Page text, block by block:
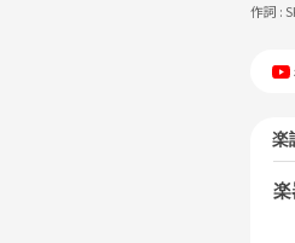
作詞 :
楽